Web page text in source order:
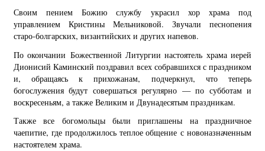
Своим пением Божию службу украсил хор храма под
управлением Кристины Мельниковой. Звучали песнопения
старо-болгарских, византийских и других напевов.
По окончании Божественной Литургии настоятель храма иерей
Дионисий Каминский поздравил всех собравшихся с праздником
и, обращаясь к прихожанам, подчеркнул, что теперь
богослужения будут совершаться регулярно — по субботам и
воскресеньям, а также Великим и Двунадесятым праздникам.
Также все богомольцы были приглашены на праздничное
чаепитие, где продолжилось теплое общение с новоназначенным
настоятелем храма.